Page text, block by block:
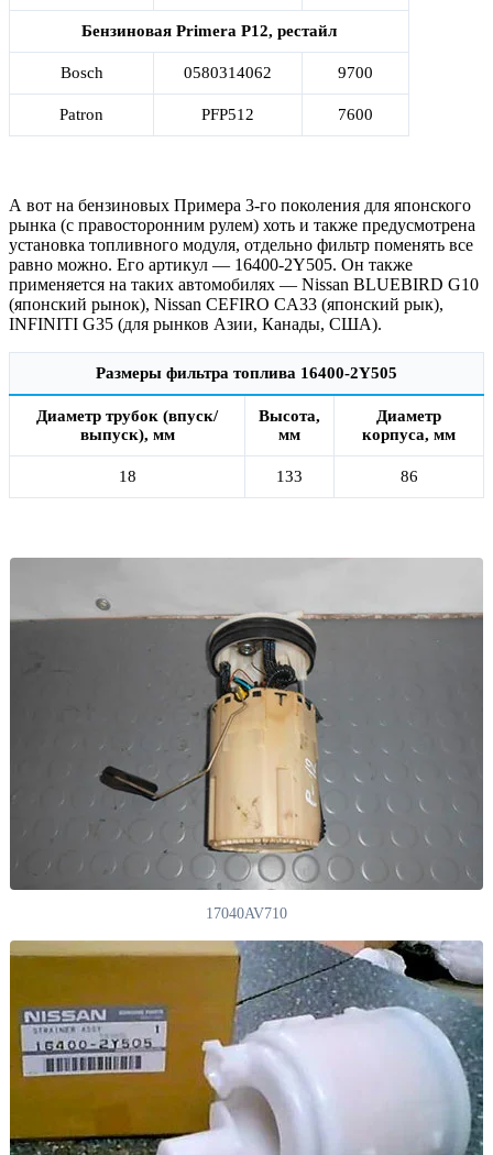
Бензиновая Primera P12, рестайл
Bosch 0580314062 9700
Patron PFP512 7600
А вот на бензиновых Примера 3-го поколения для японского
рынка (с правосторонним рулем) хоть и также предусмотрена
установка топливного модуля, отдельно фильтр поменять все
равно можно. Его артикул — 16400-2Y505. Он также
применяется на таких автомобилях — Nissan BLUEBIRD G10
(японский рынок), Nissan CEFIRO CA33 (японский рык),
INFINITI G35 (для рынков Азии, Канады, США).
Размеры фильтра топлива 16400-2Y505
Диаметр трубок (впуск/
выпуск), мм
Высота,
мм
Диаметр
корпуса, мм
18 133 86
17040AV710